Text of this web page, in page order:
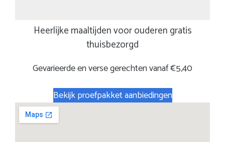
Heerlijke maaltijden voor ouderen gratis
thuisbezorgd
Gevarieerde en verse gerechten vanaf €5,40
Bekijk proefpakket aanbiedingen